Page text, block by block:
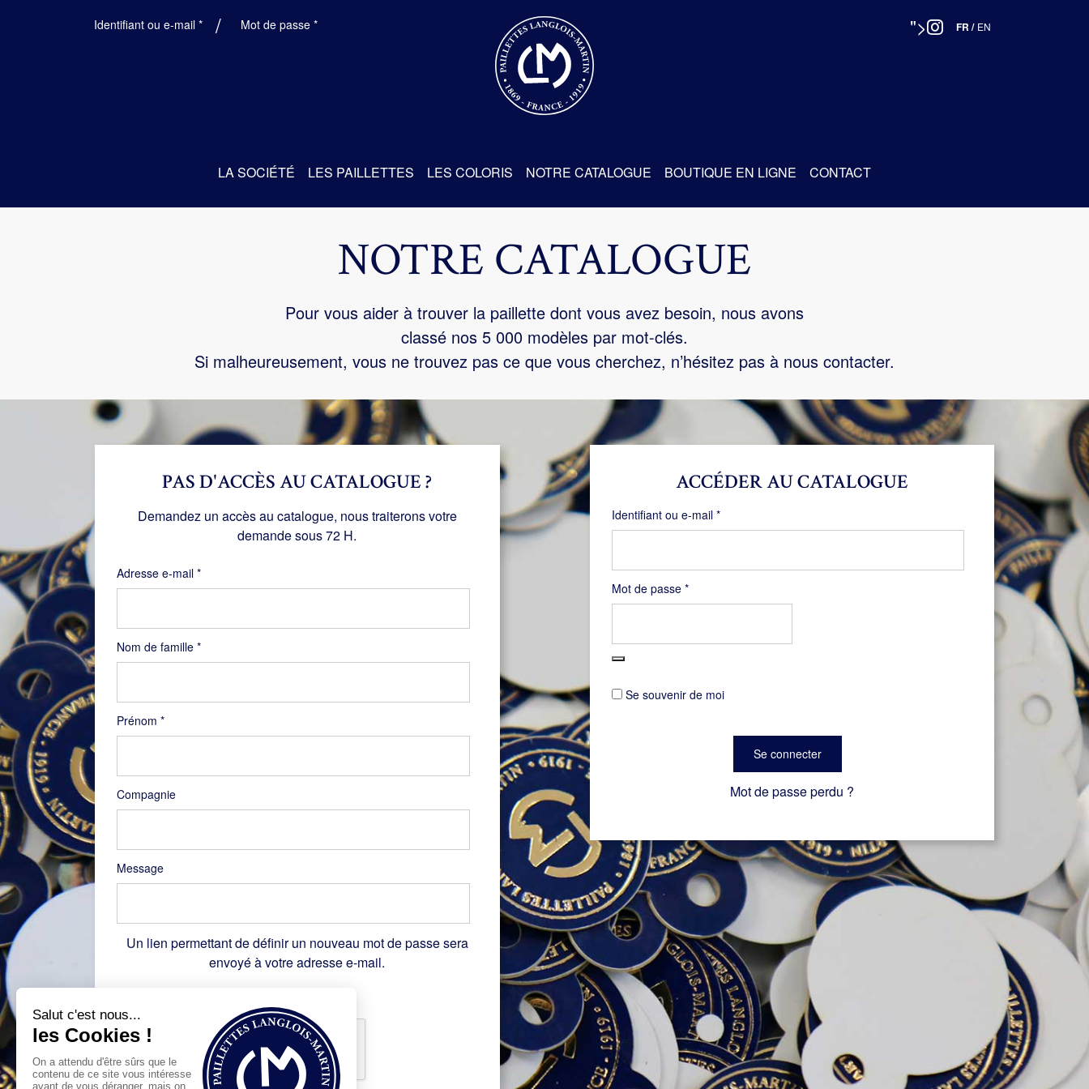
Identifiant ou e-mail *ObligatoireMot de passe *Obligatoire "> FR / EN
LA SOCIÉTÉ LES PAILLETTES LES COLORIS NOTRE CATALOGUE BOUTIQUE EN LIGNE CONTACT
NOTRE CATALOGUE
Pour vous aider à trouver la paillette dont vous avez besoin, nous avons
classé nos 5 000 modèles par mot-clés.
Si malheureusement, vous ne trouvez pas ce que vous cherchez, n’hésitez pas à nous contacter.
ACCÉDER AU CATALOGUE
Identifiant ou e-mail *Obligatoire
Mot de passe *Obligatoire
Se souvenir de moi
Se connecter
Mot de passe perdu ?
Nom de famille *
Prénom *
Compagnie
Message
PAS D'ACCÈS AU CATALOGUE ?
Demandez un accès au catalogue, nous traiterons votre
demande sous 72 H.
Adresse e-mail *Obligatoire
Un lien permettant de définir un nouveau mot de passe sera
envoyé à votre adresse e-mail.